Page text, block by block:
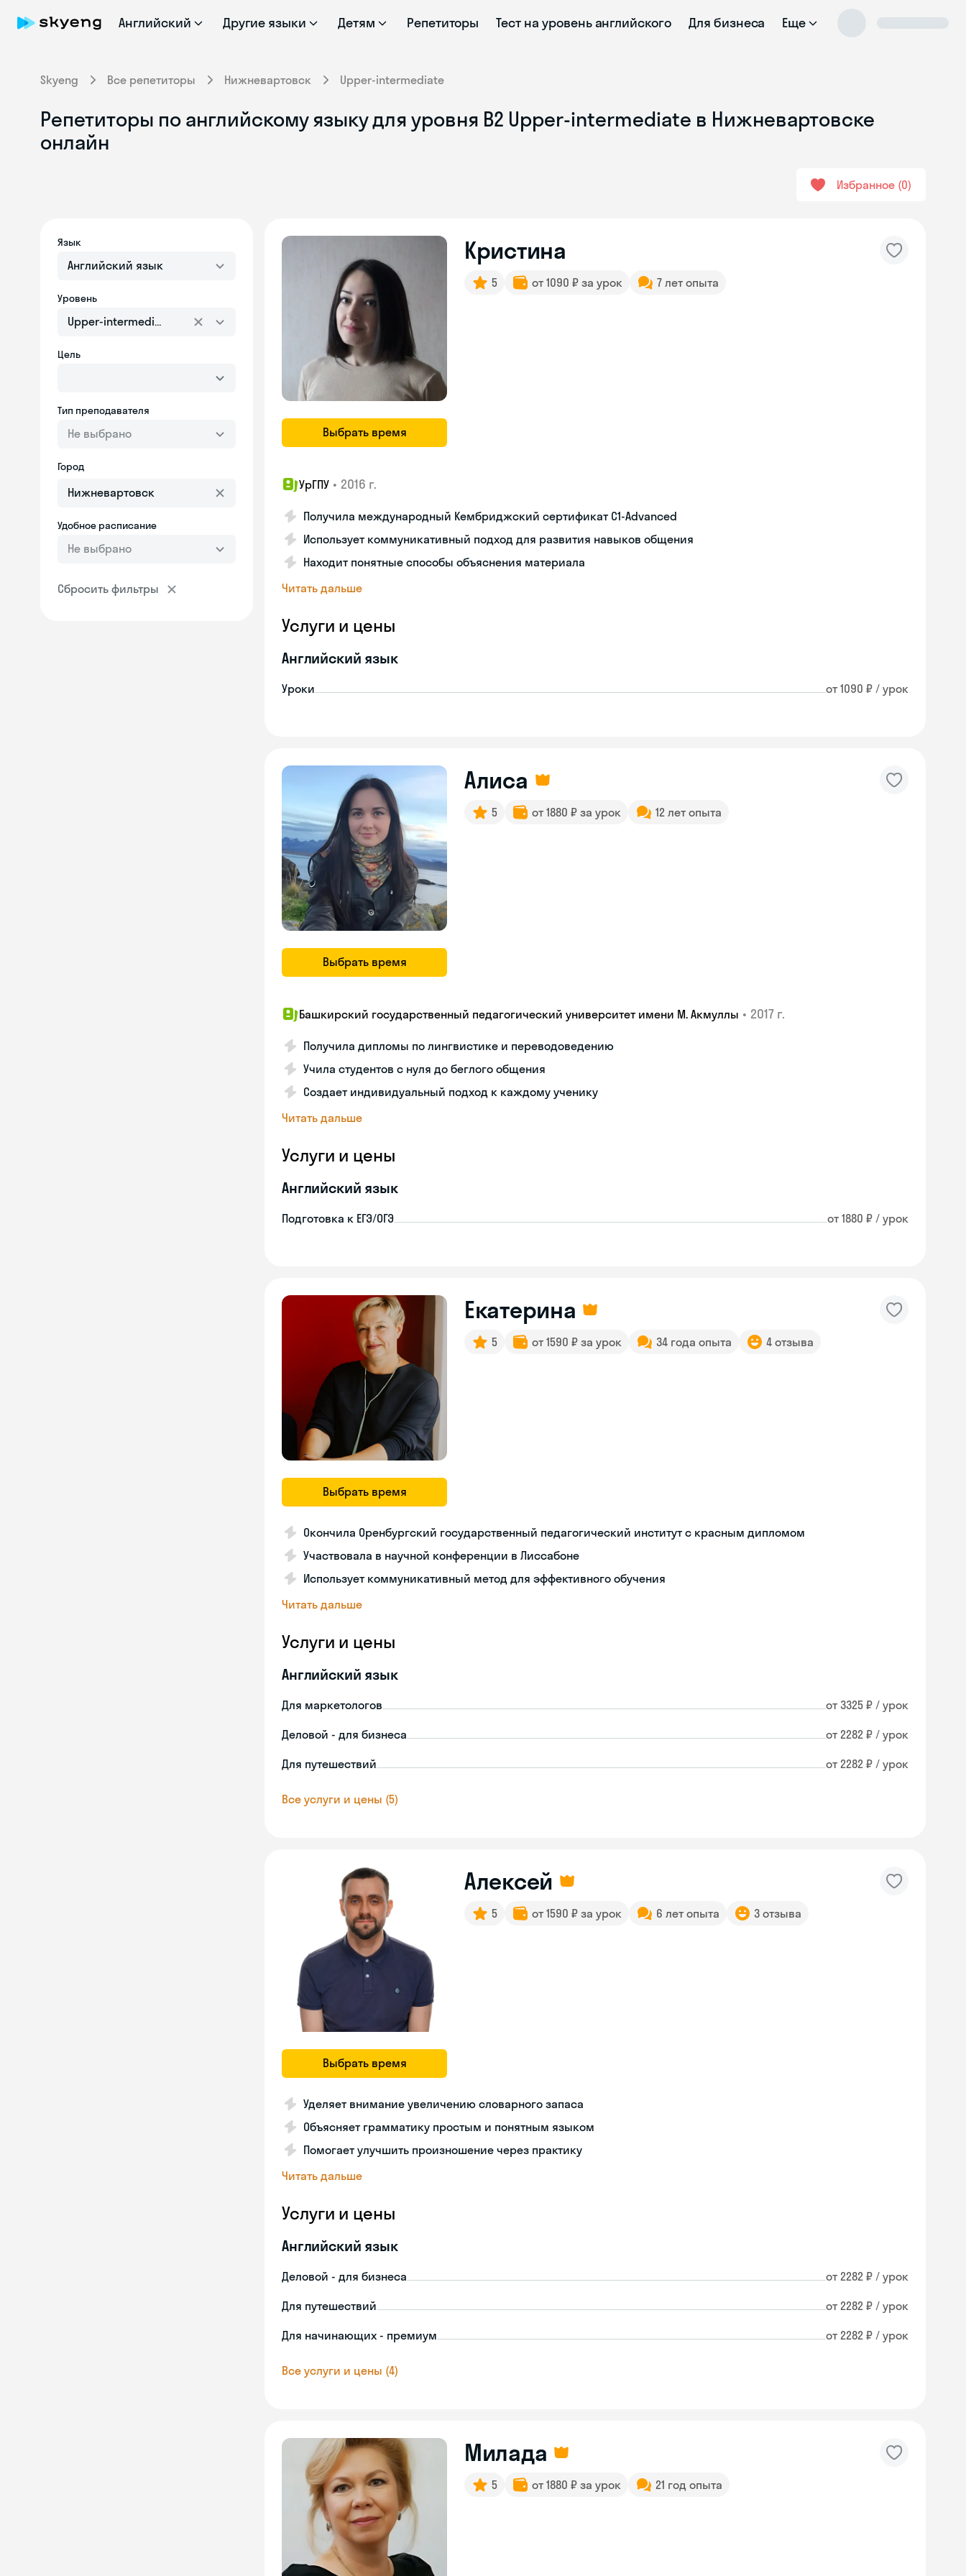
Английский Другие языки Детям Репетиторы Тест на уровень английского Для бизнеса Еще
Skyeng Все репетиторы Нижневартовск Upper-intermediate
Репетиторы по английскому языку для уровня B2 Upper-intermediate в Нижневартовске
онлайн
Избранное 0
Язык
Английский язык
Уровень
Upper-intermediate
Цель
Тип преподавателя
Не выбрано
Город
Удобное расписание
Не выбрано
Сбросить фильтры
Выбрать время
Кристина
5 от 1090 ₽ за урок 7 лет опыта
УрГПУ • 2016 г.
Получила международный Кембриджский сертификат С1-Advanced
Использует коммуникативный подход для развития навыков общения
Находит понятные способы объяснения материала
Читать дальше
Услуги и цены
Английский язык
Уроки от 1090 ₽ / урок
Выбрать время
Алиса
5 от 1880 ₽ за урок 12 лет опыта
Башкирский государственный педагогический университет имени М. Акмуллы • 2017 г.
Получила дипломы по лингвистике и переводоведению
Учила студентов с нуля до беглого общения
Создает индивидуальный подход к каждому ученику
Читать дальше
Услуги и цены
Английский язык
Подготовка к ЕГЭ/ОГЭ от 1880 ₽ / урок
Выбрать время
Екатерина
5 от 1590 ₽ за урок 34 года опыта 4 отзыва
Окончила Оренбургский государственный педагогический институт с красным дипломом
Участвовала в научной конференции в Лиссабоне
Использует коммуникативный метод для эффективного обучения
Читать дальше
Услуги и цены
Английский язык
Для маркетологов от 3325 ₽ / урок
Деловой - для бизнеса от 2282 ₽ / урок
Для путешествий от 2282 ₽ / урок
Все услуги и цены (5)
Выбрать время
Алексей
5 от 1590 ₽ за урок 6 лет опыта 3 отзыва
Уделяет внимание увеличению словарного запаса
Объясняет грамматику простым и понятным языком
Помогает улучшить произношение через практику
Читать дальше
Услуги и цены
Английский язык
Деловой - для бизнеса от 2282 ₽ / урок
Для путешествий от 2282 ₽ / урок
Для начинающих - премиум от 2282 ₽ / урок
Все услуги и цены (4)
Милада
5 от 1880 ₽ за урок 21 год опыта